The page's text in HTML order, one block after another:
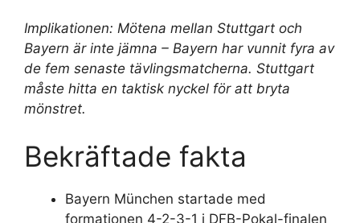
Implikationen: Mötena mellan Stuttgart och
Bayern är inte jämna – Bayern har vunnit fyra av
de fem senaste tävlingsmatcherna. Stuttgart
måste hitta en taktisk nyckel för att bryta
mönstret.
Bekräftade fakta
Bayern München startade med
formationen 4-2-3-1 i DFB-Pokal-finalen